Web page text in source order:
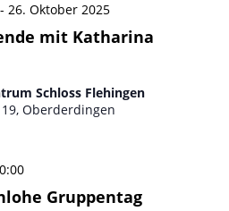
mit Katharina
26. Oktober 2025
Schloss Flehingen
Oberderdingen
Gruppentag